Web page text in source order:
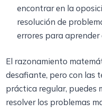
encontrar en la
resolución de
errores para aprender
El razonamiento
desafiante, pero con las
práctica regular, puedes
resolver los problemas